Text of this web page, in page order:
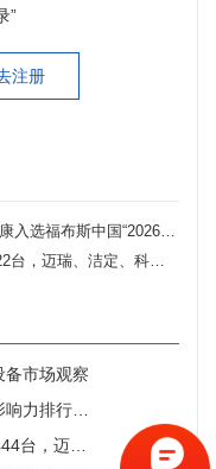
”
注册
业TOP 50”、“2026人工智能商业落地示范企业”
瑞、洁定、科曼排前三
备市场观察
系列广受欢迎
飞利浦排前三